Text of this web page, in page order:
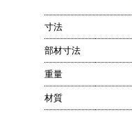
寸法
部材寸法
重量
材質